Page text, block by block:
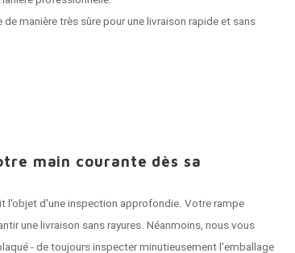
manière très sûre pour une livraison rapide et sans
main courante dès sa
l'objet d'une inspection approfondie. Votre rampe
une livraison sans rayures. Néanmoins, nous vous
- de toujours inspecter minutieusement l'emballage